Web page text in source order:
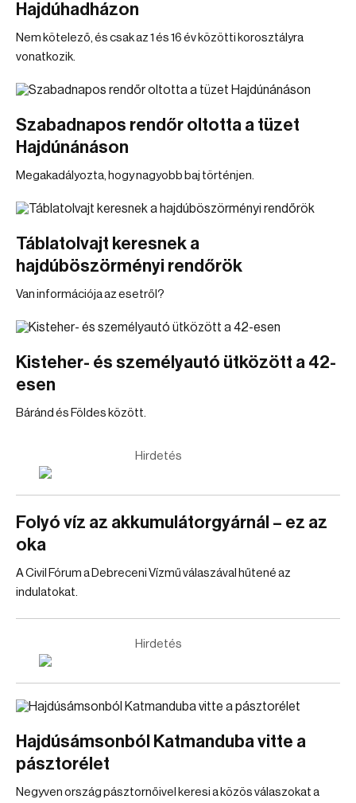
Hajdúhadházon
Nem kötelező, és csak az 1 és 16 év közötti korosztályra
vonatkozik.
Szabadnapos rendőr oltotta a tüzet
Hajdúnánáson
Megakadályozta, hogy nagyobb baj történjen.
Táblatolvajt keresnek a
hajdúböszörményi rendőrök
Van információja az esetről?
Kisteher- és személyautó ütközött a 42-
esen
Báránd és Földes között.
Hirdetés
Folyó víz az akkumulátorgyárnál – ez az
oka
A Civil Fórum a Debreceni Vízmű válaszával hűtené az
indulatokat.
Hirdetés
Hajdúsámsonból Katmanduba vitte a
pásztorélet
Negyven ország pásztornőivel keresi a közös válaszokat a